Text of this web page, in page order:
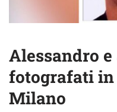
Alessandro e
fotografati in
Milano